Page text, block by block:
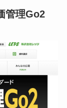
管理Go2